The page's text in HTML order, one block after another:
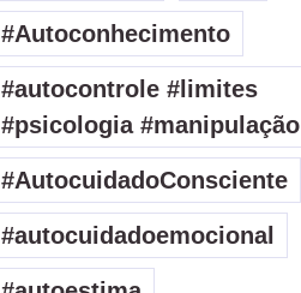
#Autoconhecimento
#autocontrole #limites
#psicologia #manipulação
#AutocuidadoConsciente
#autocuidadoemocional